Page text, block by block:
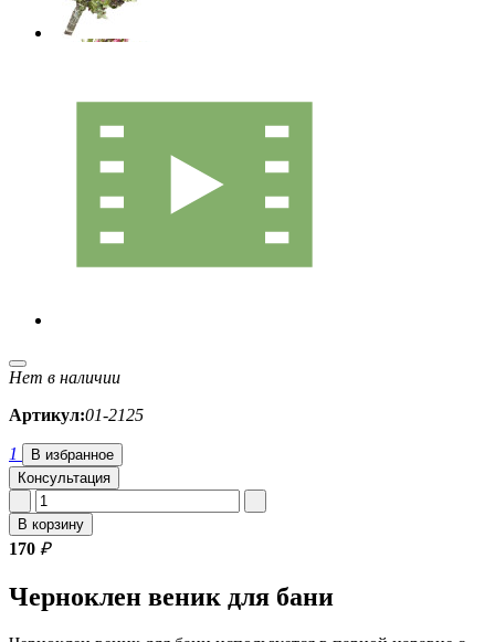
Нет в наличии
Артикул:01-2125
1
В избранное
Консультация
В корзину
170 ₽
Черноклен веник для бани